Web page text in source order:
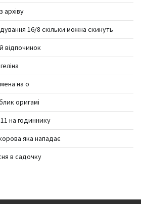
архіву
16/8 скільки можна скинуть
відпочинок
на о
оригамі
на годиннику
яка нападає
в садочку